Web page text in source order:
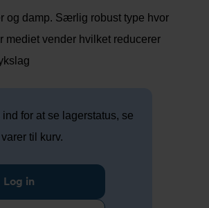
og damp. Særlig robust type hvor
mediet vender hvilket reducerer
for at se lagerstatus, se
til kurv.
Log in